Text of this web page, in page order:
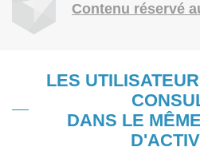
Contenu réservé
LES
DANS LE